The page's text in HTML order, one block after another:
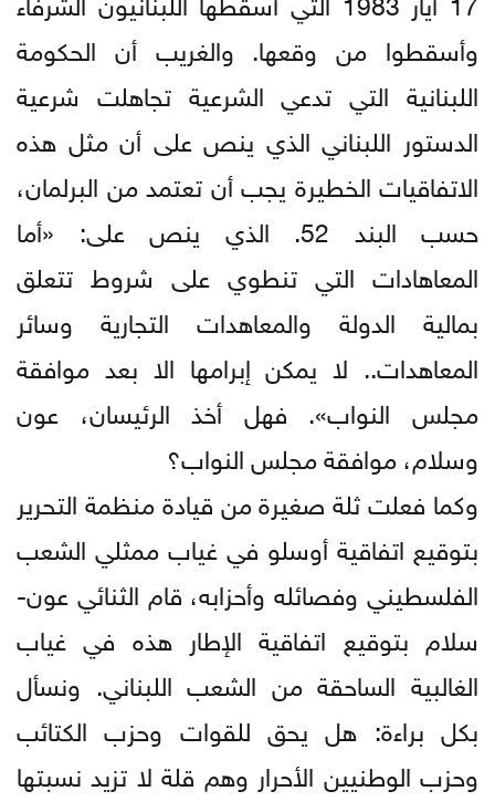
وأسقطوا من وقعها. والغريب أن الحكومة
اللبنانية التي تدعي الشرعية تجاهلت شرعية
الدستور اللبناني الذي ينص على أن مثل هذه
الاتفاقيات الخطيرة يجب أن تعتمد من البرلمان،
حسب البند 52. الذي ينص على: «أما
المعاهادات التي تنطوي على شروط تتعلق
بمالية الدولة والمعاهدات التجارية وسائر
المعاهدات.. لا يمكن إبرامها الا بعد موافقة
مجلس النواب». فهل أخذ الرئيسان، عون
وسلام، موافقة مجلس النواب؟
وكما فعلت ثلة صغيرة من قيادة منظمة التحرير
بتوقيع اتفاقية أوسلو في غياب ممثلي الشعب
الفلسطيني وفصائله وأحزابه، قام الثنائي عون-
سلام بتوقيع اتفاقية الإطار هذه في غياب
الغالبية الساحقة من الشعب اللبناني. ونسأل
بكل براءة: هل يحق للقوات وحزب الكتائب
وحزب الوطنيين الأحرار وهم قلة لا تزيد نسبتها